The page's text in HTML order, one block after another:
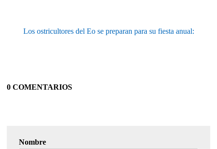
Los ostricultores del Eo se preparan para su fiesta anual:
0 COMENTARIOS
Nombre